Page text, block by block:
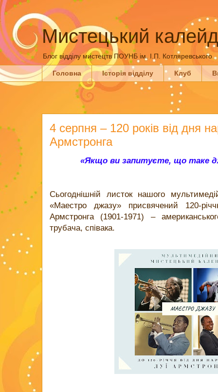
Мистецький
Блог відділу мистецтв ПОУНБ ім. І.П. Котляревського
Головна Історія відділу Клуб
4 серпня – 120 років від дня
Армстронга
«Якщо ви запитуєте, що таке
Сьогоднішній листок нашого
«Маестро джазу» присвячений 120-
Армстронга (1901-1971) –
трубача, співака.